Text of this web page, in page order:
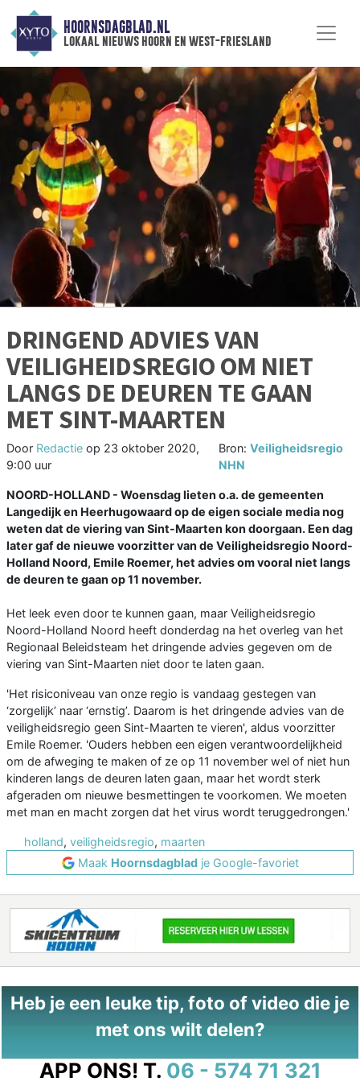
HOORNSDAGBLAD.NL
lokaal nieuws hoorn en west-friesland
DRINGEND ADVIES VAN
VEILIGHEIDSREGIO OM NIET
LANGS DE DEUREN TE GAAN
MET SINT-MAARTEN
Door Redactie op 23 oktober 2020,
9:00 uur
Bron: Veiligheidsregio
NHN
NOORD-HOLLAND - Woensdag lieten o.a. de gemeenten
Langedijk en Heerhugowaard op de eigen sociale media nog
weten dat de viering van Sint-Maarten kon doorgaan. Een dag
later gaf de nieuwe voorzitter van de Veiligheidsregio Noord-
Holland Noord, Emile Roemer, het advies om vooral niet langs
de deuren te gaan op 11 november.
Het leek even door te kunnen gaan, maar Veiligheidsregio
Noord-Holland Noord heeft donderdag na het overleg van het
Regionaal Beleidsteam het dringende advies gegeven om de
viering van Sint-Maarten niet door te laten gaan.
'Het risiconiveau van onze regio is vandaag gestegen van
‘zorgelijk’ naar ‘ernstig’. Daarom is het dringende advies van de
veiligheidsregio geen Sint-Maarten te vieren', aldus voorzitter
Emile Roemer. 'Ouders hebben een eigen verantwoordelijkheid
om de afweging te maken of ze op 11 november wel of niet hun
kinderen langs de deuren laten gaan, maar het wordt sterk
afgeraden om nieuwe besmettingen te voorkomen. We moeten
met man en macht zorgen dat het virus wordt teruggedrongen.'
holland, veiligheidsregio, maarten
Maak Hoornsdagbladje Google-favoriet
Heb je een leuke tip, foto of video die je
met ons wilt delen?
APP ONS! T. 06 - 574 71 321